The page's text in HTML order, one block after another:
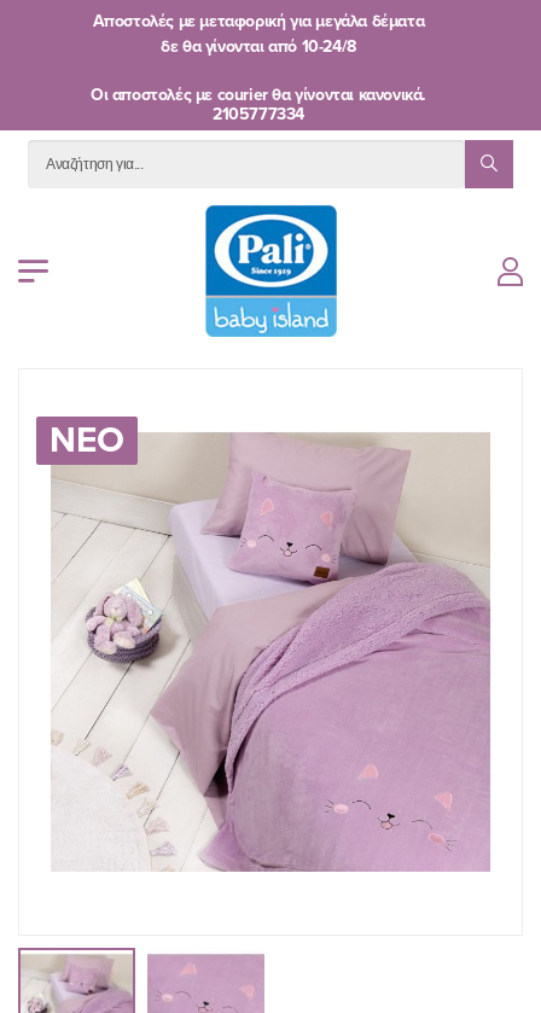
Αποστολές με μεταφορική για μεγάλα δέματα
δε θα γίνονται από 10-24/8
Oι αποστολές με courier θα γίνονται κανονικά.
2105777334
ΝΕΟ